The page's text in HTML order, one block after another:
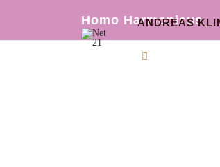
ANDREAS
Homo Harmonicus